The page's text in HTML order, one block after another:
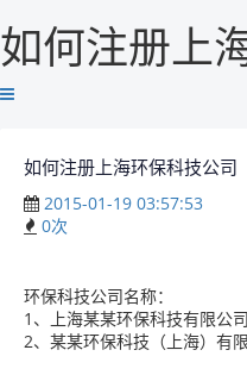
如何注册上
如何注册上海环保科技公司
2015-01-19 03:57:53
0次
环保科技公司名称：
1、上海某某环保科技有限公司
2、某某环保科技（上海）有